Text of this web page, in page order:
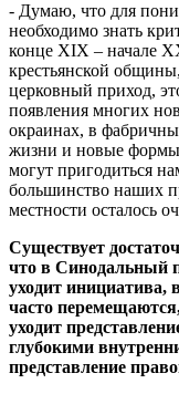
- Думаю, что для
необходимо знать
конце XIX – начале
крестьянской
церковный приход,
появления многих
окраинах, в
жизни и новые формы
могут пригодиться
большинство наших
местности осталось
Существует
что в Синодальный
уходит инициатива,
часто
уходит
глубокими
представление